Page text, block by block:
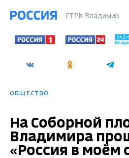
ГТРК Владимир
ОБЩЕСТВО
На Соборной
Владимира
«Россия в моём